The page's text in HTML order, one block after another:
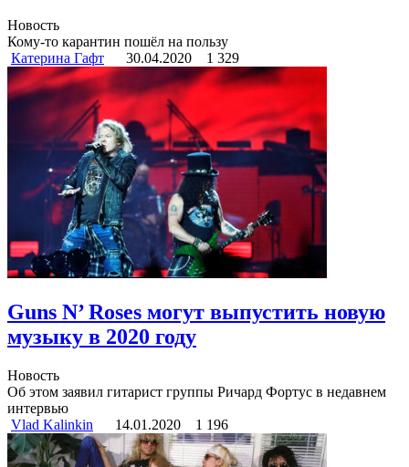
Новость
Кому-то карантин пошёл на пользу
Катерина Гафт
30.04.2020 1 329
Guns N’ Roses могут выпустить новую
музыку в 2020 году
Новость
Об этом заявил гитарист группы Ричард Фортус в недавнем
интервью
Vlad Kalinkin
14.01.2020 1 196